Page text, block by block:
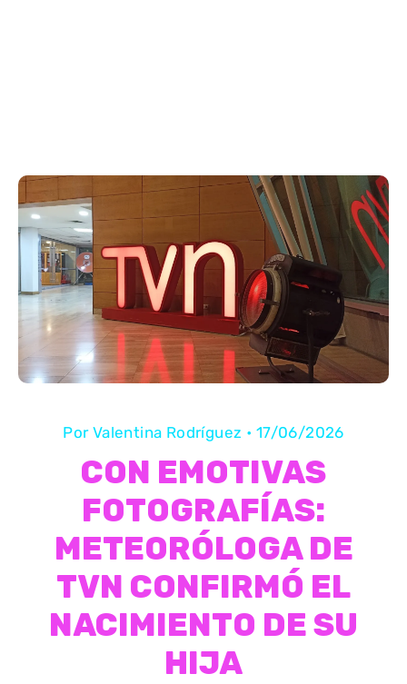
Por Valentina Rodríguez • 17/06/2026
CON EMOTIVAS
FOTOGRAFÍAS:
METEORÓLOGA DE
TVN CONFIRMÓ EL
NACIMIENTO DE SU
HIJA